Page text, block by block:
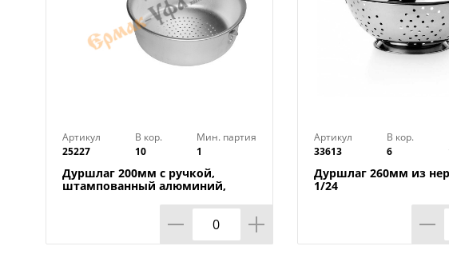
Артикул
25227
В кор.
10
Мин. партия
1
Дуршлаг 200мм с ручкой,
штампованный алюминий,
Артикул
33613
В кор.
6
Дуршлаг 260мм из
1/24